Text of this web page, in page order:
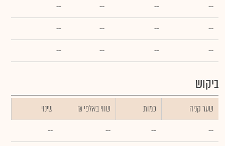
--
--
--
--
--
--
--
--
--
--
--
--
ביקוש
שער קניה כמות ₪ שווי באלפי
שינוי
--
--
--
--